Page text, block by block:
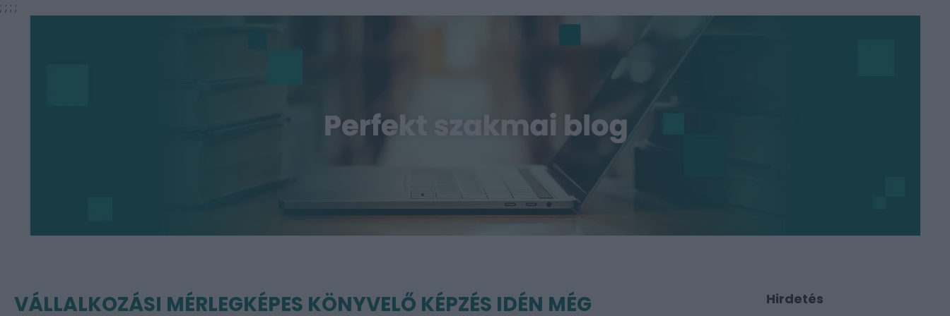
; ; ; ;
VÁLLALKOZÁSI MÉRLEGKÉPES KÖNYVELŐ KÉPZÉS IDÉN MÉG
Hirdetés